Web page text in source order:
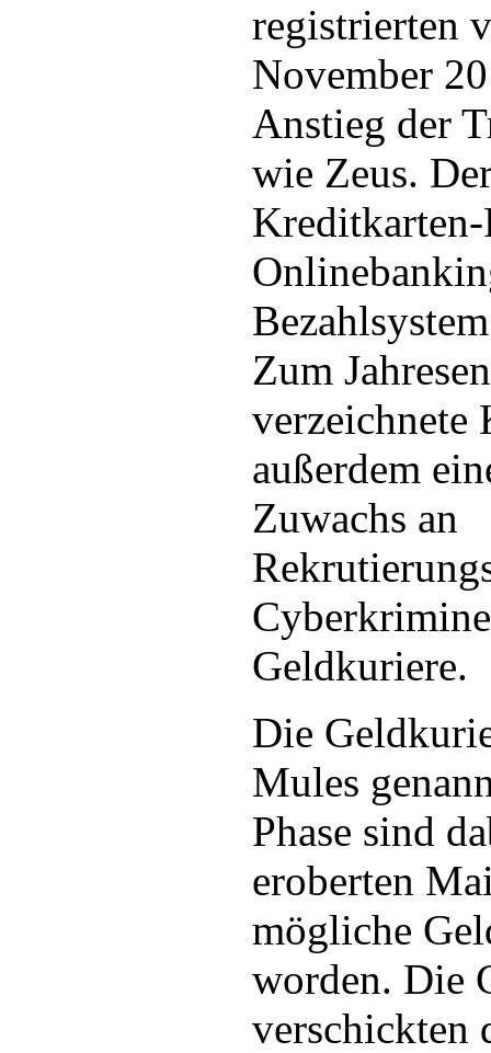
registrierten
November
Anstieg der
wie Zeus.
Zum
verzeichnete
außerdem
Zuwachs an
Geldkuriere.
Die
Mules
Phase sind
eroberten
mögliche
worden. Die
verschickten